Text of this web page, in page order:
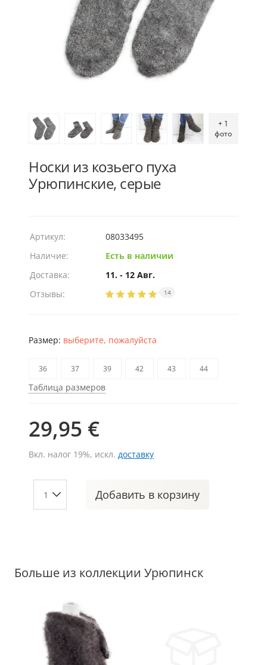
+ 1
фото
Носки из козьего пуха
Урюпинские, серые
Артикул:
08033495
Наличие:
Есть в наличии
Доставка:
11. - 12 Авг.
Отзывы:
14
Размер: выберите, пожалуйста
36 37 39 42 43 44
Таблица размеров
29,95 €
Вкл. налог 19%, искл. доставку
Добавить в корзину
Больше из коллекции Урюпинск